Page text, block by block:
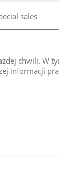
sales
chwili. W
informacji